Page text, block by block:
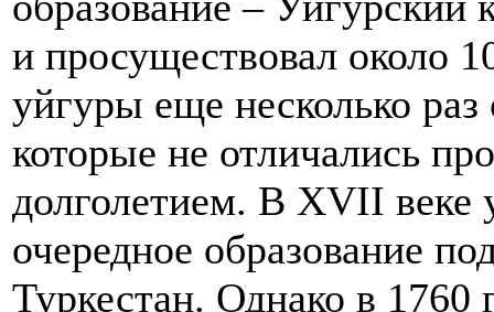
и просуществовал около
уйгуры еще несколько раз
которые не отличались
долголетием. В XVII веке
очередное образование
Туркестан. Однако в 1760